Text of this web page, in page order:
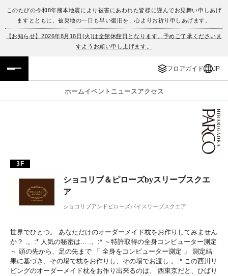
このたびの令和8年熊本地震により被害にあわれた皆様に謹んでお見舞い申しあげ
ますとともに、被災地の一日も早い復旧を、心よりお祈り申しあげます。
【お知らせ】2026年8月18日(火)は全館休館日となります。予めご了承くださいま
すようお願い申し上げます。
フロアガイド JP
ホームイベント ニュース アクセス
フロアガイド
イベント・ポップアップ
ニュース
PARCOメンバーズ
ENGLISH
簡体字
한국어
3F
ショコリブ＆ピローズbyスリープスクエ
ア
ショコリブアンドピローズバイスリープスクエア
世界でひとつ。 あなただけのオーダーメイド枕をお作りしてみません
か？ .。:* 人気の秘密は… .。:* ～特許取得の全身コンピューター測定
～ 頭の先から、足の先まで 「 全身をコンピューター測定 」 測定結
果に基づき、その場で枕をお作りし、その場でお渡し.。:* この西川リ
ビングのオーダーメイド枕をお作り出来るのは、 西東京だと、ひばり